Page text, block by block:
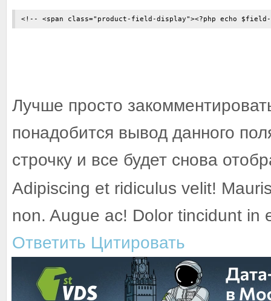
<!-- <span class="product-field-display"><?php echo
Лучше просто
понадобится вывод данного
строчку и все будет снова
Adipiscing et ridiculus velit!
non. Augue ac! Dolor tincidunt in
Ответить Цитировать